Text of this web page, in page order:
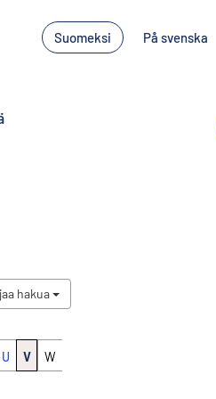
Suomeksi På svenska
hakua
U V W